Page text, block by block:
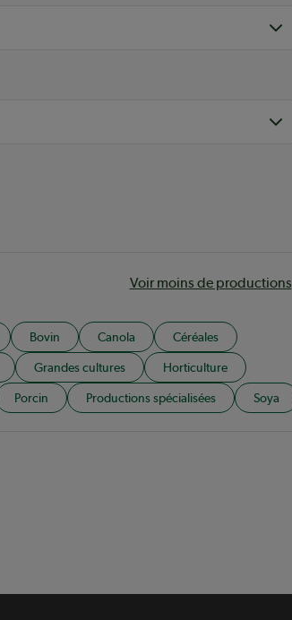
Voir moins de productions
Bovin Canola Céréales
Grandes cultures Horticulture
Porcin Productions spécialisées Soya